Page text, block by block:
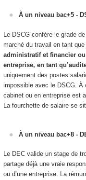
À un niveau bac+5 -
Le DSCG confère le grade
marché du travail en tant que
administratif et financier
entreprise, en tant
uniquement des postes
impossible avec le DSCG. À
cabinet ou en entreprise est
La fourchette de salaire se
À un niveau bac+8 -
Le DEC valide un stage de
partage déjà une vraie
ou d’une entreprise. La